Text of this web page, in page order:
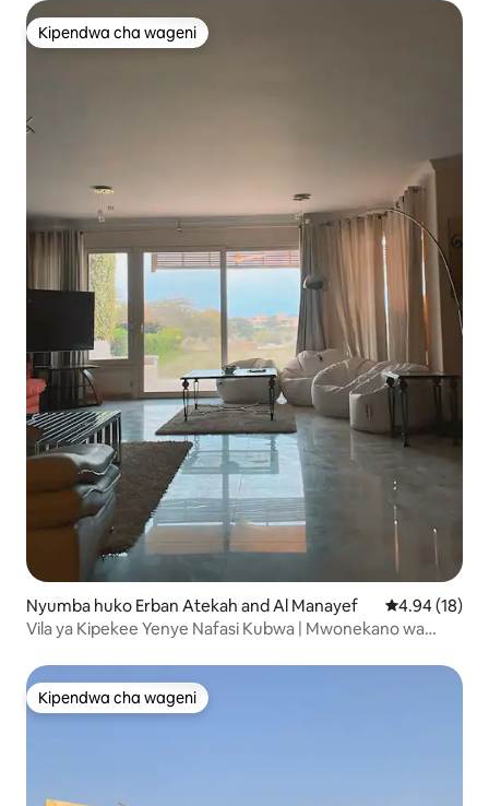
Kipendwa cha wageni
Kipendwa cha wageni
Nyumba huko Erban Atekah and Al Manayef Ukadiriaji wa
4.94 (18)
Vila ya Kipekee Yenye Nafasi Kubwa | Mwonekano wa
Kipendwa cha wageni
Kipendwa cha wageni